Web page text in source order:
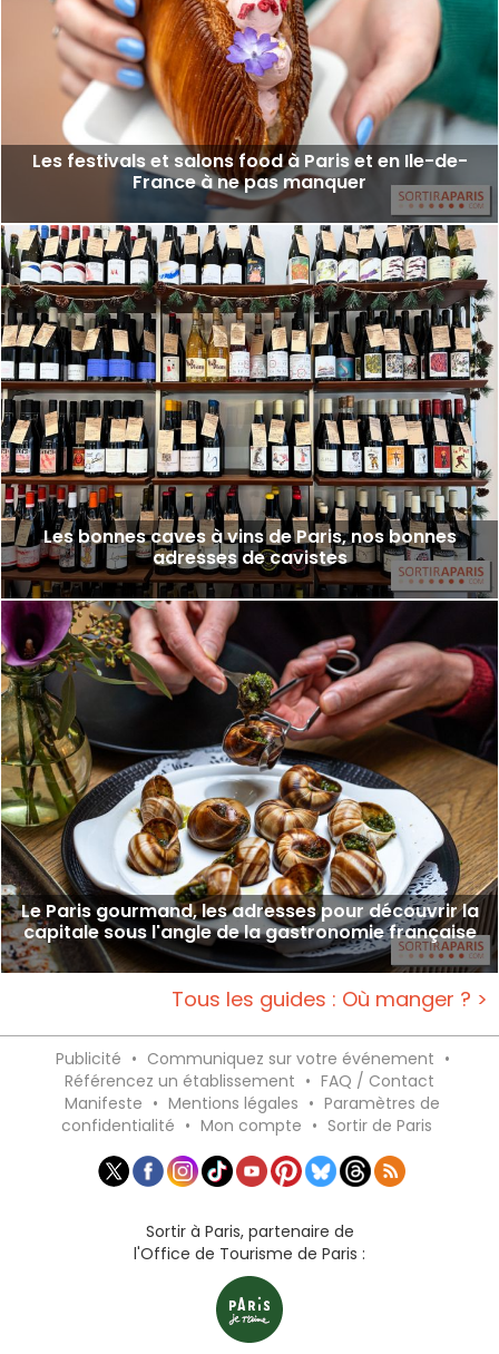
Les festivals et salons food à Paris et en Ile-de-
France à ne pas manquer
Les bonnes caves à vins de Paris, nos bonnes
adresses de cavistes
Le Paris gourmand, les adresses pour découvrir la
capitale sous l'angle de la gastronomie française
Tous les guides : Où manger ? >
Publicité • Communiquez sur votre événement •
Référencez un établissement • FAQ / Contact
Manifeste • Mentions légales • Paramètres de
confidentialité • Mon compte • Sortir de Paris
Sortir à Paris, partenaire de
l'Office de Tourisme de Paris :